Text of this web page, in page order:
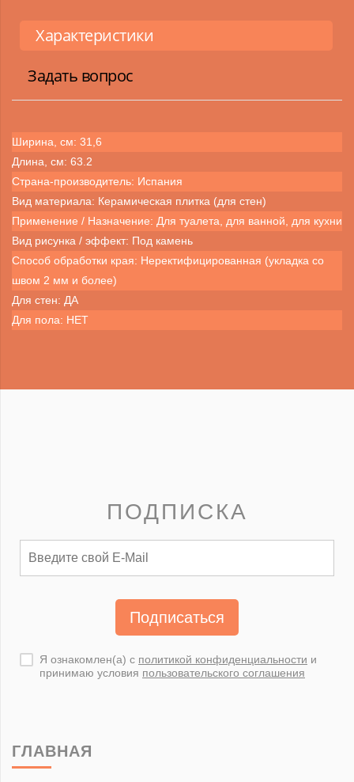
Характеристики
Задать вопрос
Ширина, см: 31,6
Длина, см: 63.2
Страна-производитель: Испания
Вид материала: Керамическая плитка (для стен)
Применение / Назначение: Для туалета, для ванной, для кухни
Вид рисунка / эффект: Под камень
Способ обработки края: Неректифицированная (укладка со
швом 2 мм и более)
Для стен: ДА
Для пола: НЕТ
ПОДПИСКА
Подписаться
Я ознакомлен(а) с политикой конфиденциальности и
принимаю условия пользовательского соглашения
ГЛАВНАЯ